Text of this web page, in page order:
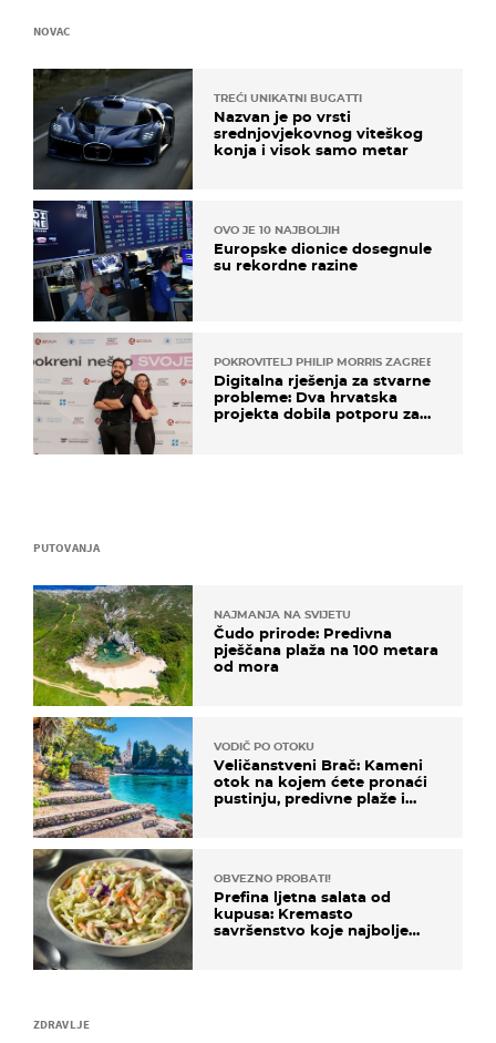
ZDRAVLJE
PUTOVANJA
NAJMANJA NA SVIJETU
Čudo prirode: Predivna
pješčana plaža na 100 metara
od mora
VODIČ PO OTOKU
Veličanstveni Brač: Kameni
otok na kojem ćete pronaći
pustinju, predivne plaže i
OBVEZNO PROBATI!
Prefina ljetna salata od
kupusa: Kremasto
savršenstvo koje najbolje
NOVAC
TREĆI UNIKATNI BUGATTI
Nazvan je po vrsti
srednjovjekovnog viteškog
konja i visok samo metar
OVO JE 10 NAJBOLJIH
Europske dionice dosegnule
su rekordne razine
POKROVITELJ PHILIP MORRIS ZAGREB
Digitalna rješenja za stvarne
probleme: Dva hrvatska
projekta dobila potporu za